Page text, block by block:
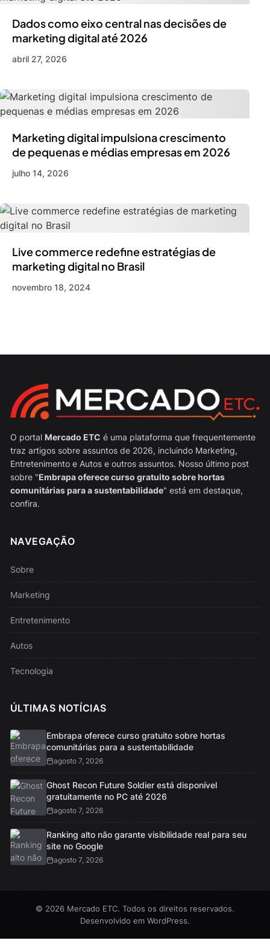
Dados como eixo central nas decisões de
marketing digital até 2026
abril 27, 2026
Marketing digital impulsiona crescimento
de pequenas e médias empresas em 2026
julho 14, 2026
Live commerce redefine estratégias de
marketing digital no Brasil
novembro 18, 2024
O portal Mercado ETC é uma plataforma que frequentemente
traz artigos sobre assuntos de 2026, incluindo Marketing,
Entretenimento e Autos e outros assuntos. Nosso último post
sobre "Embrapa oferece curso gratuito sobre hortas
comunitárias para a sustentabilidade" está em destaque,
confira.
NAVEGAÇÃO
Sobre
Marketing
Entretenimento
Autos
Tecnologia
ÚLTIMAS NOTÍCIAS
Embrapa oferece curso gratuito sobre hortas
comunitárias para a sustentabilidade
agosto 7, 2026
Ghost Recon Future Soldier está disponível
gratuitamente no PC até 2026
agosto 7, 2026
Ranking alto não garante visibilidade real para seu
site no Google
agosto 7, 2026
© 2026 Mercado ETC. Todos os direitos reservados.
Desenvolvido em WordPress.